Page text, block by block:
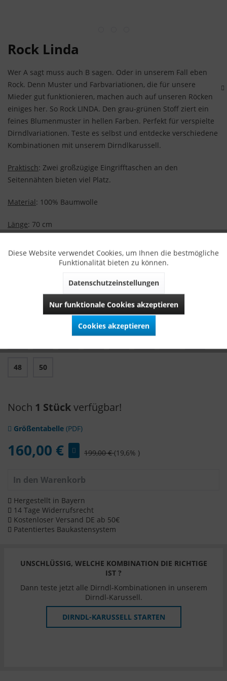
Rock Linda
Wer A sagt muss auch B sagen. Oder in unserem Fall eben
Rock. Denn Muster und Farbvariationen, die für unsere
Mieder gut funktionieren, machen auch auf unseren Röcken
einiges her. So Rock LINDA. Den grau-grünen Stoff ziert ein
feines Blumenmuster in hellen Farben. Perfekt für verspielte
Dirndlvariationen. Teste es selbst und entdecke verschiedene
Kombinationen mit unserem Dirndlkarussell.
Praktisch: Zwei großzügige Eingrifftaschen an den
Seitennähten bieten viel Platz.
Material: 100% Baumwolle
Länge: 70 cm
Größe gekauft werden!
Alle VARIASOPHIA Dirndl werden ausschließlich in Bayern
hergestellt.
36 38 40 42
48 50
Noch 1 Stückverfügbar!
Größentabelle (PDF)
160,00 € 199,00 €(19,6% )
In den Warenkorb
Hergestellt in Bayern
14 Tage Widerrufsrecht
Kostenloser Versand DE ab 50€
Patentiertes Baukastensystem
UNSCHLÜSSIG, WELCHE KOMBINATION DIE RICHTIGE
IST ?
Dann teste jetzt alle Dirndl-Kombinationen in unserem
Dirndl-Karussell.
DIRNDL-KARUSSELL STARTEN
Diese Website verwendet Cookies, um Ihnen die bestmögliche
Funktionalität bieten zu können.
Datenschutzeinstellungen
Nur funktionale Cookies akzeptieren
Cookies akzeptieren